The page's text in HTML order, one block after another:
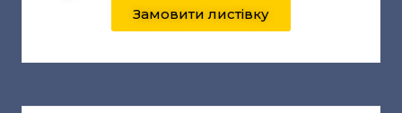
Замовити листівку